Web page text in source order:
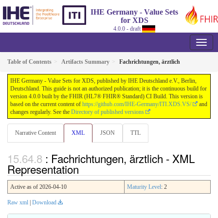
IHE Germany - Value Sets
for XDS
4.0.0 - draft
Table of Contents Artifacts Summary Fachrichtungen, ärztlich
IHE Germany - Value Sets for XDS, published by IHE Deutschland e.V., Berlin,
Deutschland. This guide is not an authorized publication; it is the continuous build for
version 4.0.0 built by the FHIR (HL7® FHIR® Standard) CI Build. This version is
based on the current content of https://github.com/IHE-Germany/ITI.XDS.VS/
and
changes regularly. See the Directory of published versions
Narrative Content XML JSON TTL
: Fachrichtungen, ärztlich - XML
Representation
Active as of 2026-04-10 Maturity Level: 2
Raw xml Download